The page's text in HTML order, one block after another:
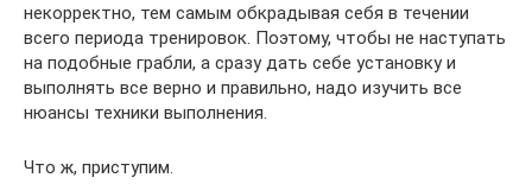
некорректно, тем самым обкрадывая себя в течении
всего периода тренировок. Поэтому, чтобы не наступать
на подобные грабли, а сразу дать себе установку и
выполнять все верно и правильно, надо изучить все
нюансы техники выполнения.
Что ж, приступим.